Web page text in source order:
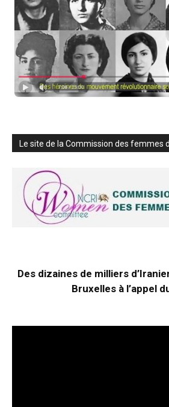
Le site de la Commission des femmes
Des dizaines de milliers
Bruxelles à l’appel